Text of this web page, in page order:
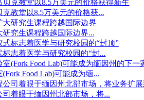
克教堂以8.5万美元的价格获...
究生课程跨越国际边界...
志着医学与研究校园的“封...
Food Lab)可能成为缅...
司着眼于缅因州北部市场，将...